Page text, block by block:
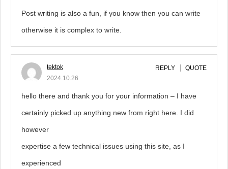
Post writing is also a fun, if you know then you can write
otherwise it is complex to write.
tektok
2024.10.26
REPLY QUOTE
hello there and thank you for your information – I have
certainly picked up anything new from right here. I did
however
expertise a few technical issues using this site, as I
experienced